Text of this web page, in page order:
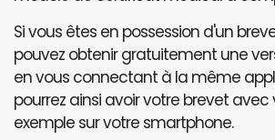
Si vous êtes en possession d'un
pouvez obtenir gratuitement une
en vous connectant à la même
pourrez ainsi avoir votre brevet avec
exemple sur votre smartphone.